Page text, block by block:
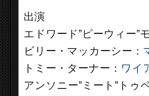
出演
エドワード”ピーウィー”
ビリー・マッカーシー：
トミー・ターナー： ワイ
アンソニー”ミート”トゥ